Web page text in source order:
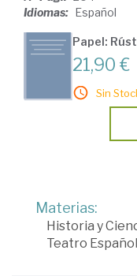
Idiomas: Español
Papel:
21,90 €
Sin
Materias:
Historia y
Teatro Español